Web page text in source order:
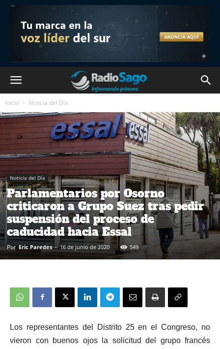
Inicio Noticia del Día
Noticia del Día
Parlamentarios por Osorno
criticaron a Grupo Suez tras pedir
suspensión del proceso de
caducidad hacia Essal
Por Eric Paredes - 16 de junio de 2020 549
Los representantes del Distrito 25 en el Congreso, no
vieron con buenos ojos la solicitud del grupo francés